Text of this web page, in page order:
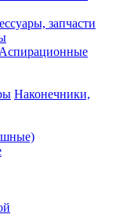
запчасти
Аспирационные
Наконечники,